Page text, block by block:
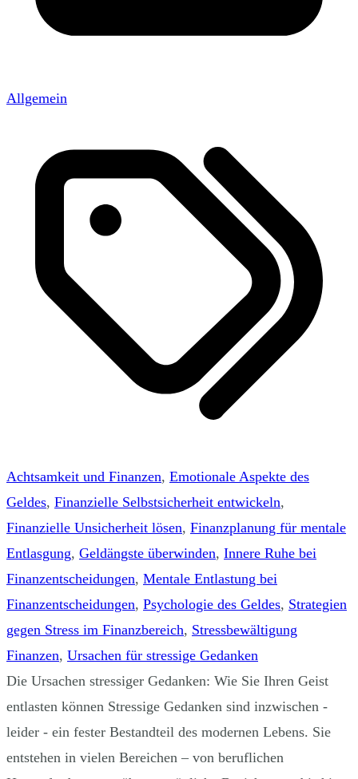
Allgemein
Achtsamkeit und Finanzen, Emotionale Aspekte des
Geldes, Finanzielle Selbstsicherheit entwickeln,
Finanzielle Unsicherheit lösen, Finanzplanung für mentale
Entlasgung, Geldängste überwinden, Innere Ruhe bei
Finanzentscheidungen, Mentale Entlastung bei
Finanzentscheidungen, Psychologie des Geldes, Strategien
gegen Stress im Finanzbereich, Stressbewältigung
Finanzen, Ursachen für stressige Gedanken
Die Ursachen stressiger Gedanken: Wie Sie Ihren Geist
entlasten können Stressige Gedanken sind inzwischen -
leider - ein fester Bestandteil des modernen Lebens. Sie
entstehen in vielen Bereichen – von beruflichen